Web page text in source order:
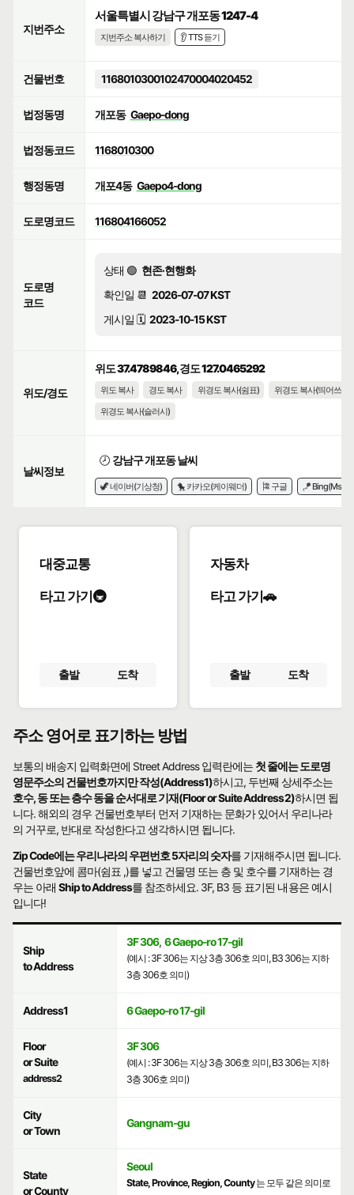
지번주소
서울특별시 강남구 개포동 1247-4
지번주소 복사하기 👂 TTS 듣기
건물번호 1168010300102470004020452
법정동명 개포동 Gaepo-dong
법정동코드 1168010300
행정동명 개포4동 Gaepo4-dong
도로명코드 116804166052
도로명
코드
상태 🟢 현존·현행화
확인일 📆 2026-07-07 KST
게시일 🗓️ 2023-10-15 KST
위도/경도
위도 37.4789846, 경도 127.0465292
위도 복사 경도 복사 위경도 복사(쉼표)
위경도 복사(띄어쓰기)
위경도 복사(슬러시)
날씨정보
🕗 강남구 개포동 날씨
🦖 네이버(기상청) 🐤 카카오(케이웨더) 🎏 구글 🪁 Bing(Msn)
대중교통
타고 가기🚇
출발 도착
자동차
타고 가기🚗
출발 도착
주소 영어로 표기하는 방법
보통의 배송지 입력화면에 Street Address 입력란에는 첫 줄에는 도로명
영문주소의 건물번호까지만 작성(Address1)하시고, 두번째 상세주소는
호수, 동 또는 층수 동을 순서대로 기재(Floor or Suite Address2)하시면 됩
니다. 해외의 경우 건물번호부터 먼저 기재하는 문화가 있어서 우리나라
의 거꾸로, 반대로 작성한다고 생각하시면 됩니다.
Zip Code에는 우리나라의 우편번호 5자리의 숫자를 기재해주시면 됩니다.
건물번호앞에 콤마(쉼표 ,)를 넣고 건물명 또는 층 및 호수를 기재하는 경
우는 아래Ship to Address를 참조하세요. 3F, B3 등 표기된 내용은 예시
입니다!
Ship
to Address
3F 306, 6 Gaepo-ro 17-gil
(예시 : 3F 306는 지상 3층 306호 의미, B3 306는 지하
3층 306호 의미)
Address1 6 Gaepo-ro 17-gil
Floor
or Suite
address2
3F 306
(예시 : 3F 306는 지상 3층 306호 의미, B3 306는 지하
3층 306호 의미)
City
or Town
Gangnam-gu
State
or County
Seoul
State, Province, Region, County는 모두 같은 의미로